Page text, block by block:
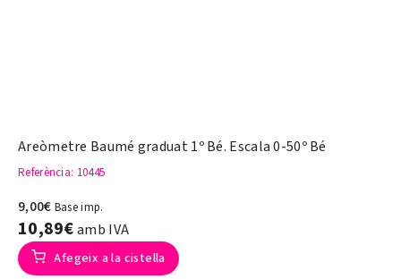
Areòmetre Baumé graduat 1º Bé. Escala 0-50º Bé
Referència: 10445
9,00€ Base imp.
10,89€amb IVA
Afegeix a la cistella